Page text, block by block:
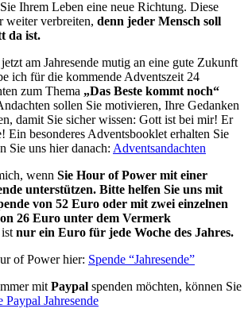
Ihrem Leben eine neue Richtung. Diese
verbreiten, denn jeder Mensch soll
da ist.
am Jahresende mutig an eine gute Zukunft
ich für die kommende Adventszeit 24
zum Thema „Das Beste kommt noch“
sollen Sie motivieren, Ihre Gedanken
damit Sie sicher wissen: Gott ist bei mir! Er
Ein besonderes Adventsbooklet erhalten Sie
Sie uns hier danach: Adventsandachten
wenn Sie Hour of Power mit einer
unterstützen. Bitte helfen Sie uns mit
von 52 Euro oder mit zwei einzelnen
26 Euro unter dem Vermerk
nur ein Euro für jede Woche des Jahres.
of Power hier: Spende “Jahresende”
mitPaypal spenden möchten, können Sie
Paypal Jahresende